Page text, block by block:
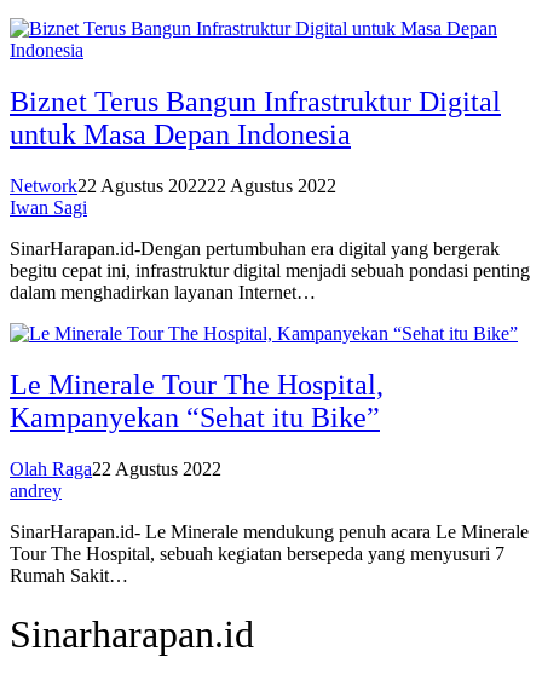
Biznet Terus Bangun Infrastruktur Digital
untuk Masa Depan Indonesia
Network22 Agustus 202222 Agustus 2022
Iwan Sagi
SinarHarapan.id-Dengan pertumbuhan era digital yang bergerak
begitu cepat ini, infrastruktur digital menjadi sebuah pondasi penting
dalam menghadirkan layanan Internet…
Le Minerale Tour The Hospital,
Kampanyekan “Sehat itu Bike”
Olah Raga22 Agustus 2022
andrey
SinarHarapan.id- Le Minerale mendukung penuh acara Le Minerale
Tour The Hospital, sebuah kegiatan bersepeda yang menyusuri 7
Rumah Sakit…
Sinarharapan.id